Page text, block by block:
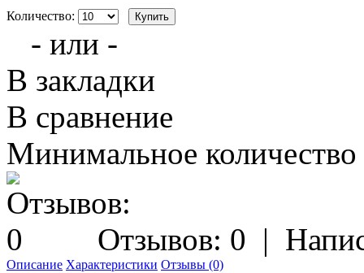
Количество:
- или -
В закладки
В сравнение
Минимальное количество
Отзывов: 0 |
Описание Характеристики Отзывы (0)